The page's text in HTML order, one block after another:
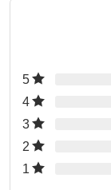
5
4
3
2
1